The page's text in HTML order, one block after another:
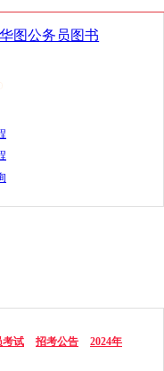
考试 招考公告 2024年